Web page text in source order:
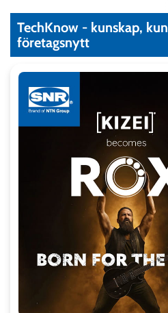
TechKnow - kunskap,
företagsnytt